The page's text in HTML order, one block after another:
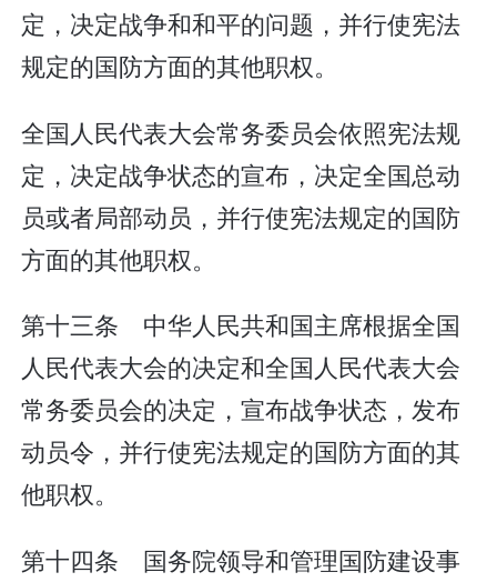
定，决定战争和和平的问题，并行使宪法
规定的国防方面的其他职权。
全国人民代表大会常务委员会依照宪法规
定，决定战争状态的宣布，决定全国总动
员或者局部动员，并行使宪法规定的国防
方面的其他职权。
第十三条 中华人民共和国主席根据全国
人民代表大会的决定和全国人民代表大会
常务委员会的决定，宣布战争状态，发布
动员令，并行使宪法规定的国防方面的其
他职权。
第十四条 国务院领导和管理国防建设事